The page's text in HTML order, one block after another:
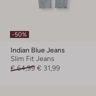
-50%
Indian Blue Jeans
Slim Fit Jeans
€ 64,99 € 31,99